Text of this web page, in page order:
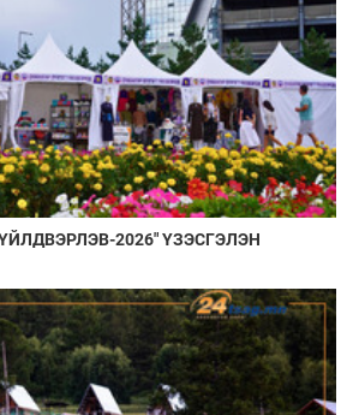
2026" ҮЗЭСГЭЛЭН